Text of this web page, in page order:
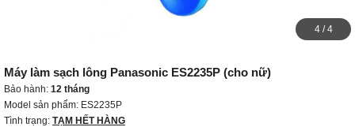
4/4
Máy làm sạch lông Panasonic ES2235P (cho nữ)
Bảo hành: 12 tháng
Model sản phẩm: ES2235P
Tình trạng: TẠM HẾT HÀNG